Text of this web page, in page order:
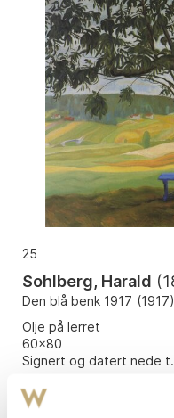
25
Sohlberg, Harald (
Den blå benk 1917 (1917)
Olje på lerret
60x80
Signert og datert nede
Vurdering
Tilslag